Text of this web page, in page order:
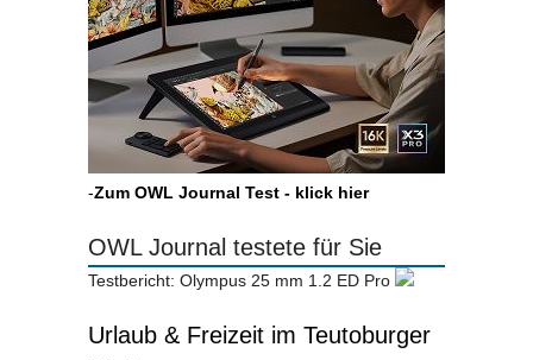
-Zum OWL Journal Test - klick hier
OWL Journal testete für Sie
Testbericht: Olympus 25 mm 1.2 ED Pro
Urlaub & Freizeit im Teutoburger